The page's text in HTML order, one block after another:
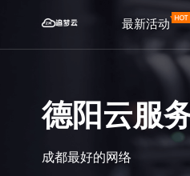
最新活动
德阳云服
成都最好的网络